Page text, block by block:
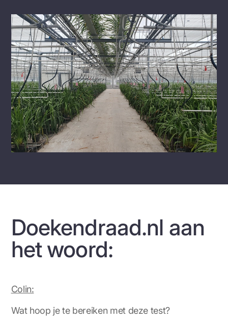
Doekendraad.nl aan
het woord:
Colin:
Wat hoop je te bereiken met deze test?